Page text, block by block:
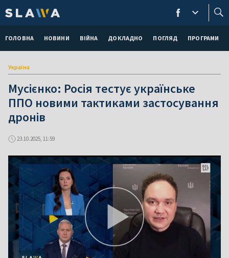
ГОЛОВНА НОВИНИ ВІЙНА ДОКЛАДНО ПОГЛЯД ПРОГРАМИ
Україна
Мусієнко: Росія тестує українське
ППО новими тактиками застосування
дронів
23.10.2025, 11:59